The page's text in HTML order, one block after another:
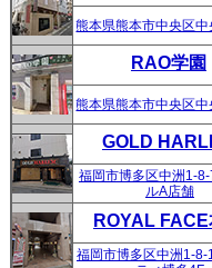
熊本県熊本市中央区
RAO学園
熊本県熊本市中央区
GOLD
福岡市博多区中洲1-
ルA店舗
ROYAL
福岡市博多区中洲1-8-